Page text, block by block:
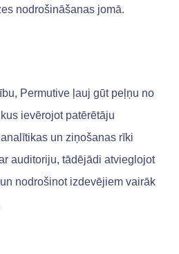
nodrošināšanas jomā.
Permutive ļauj gūt peļņu no
ievērojot patērētāju
un ziņošanas rīki
auditoriju, tādējādi atvieglojot
nodrošinot izdevējiem vairāk